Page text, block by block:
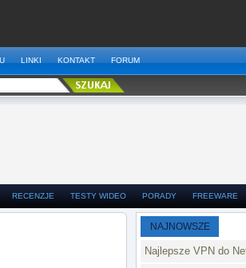
LINKI KONTAKT FORUM
RECENZJE TESTY WIDEO PORADY FREEWARE
NAJNOWSZE
Najlepsze VPN do